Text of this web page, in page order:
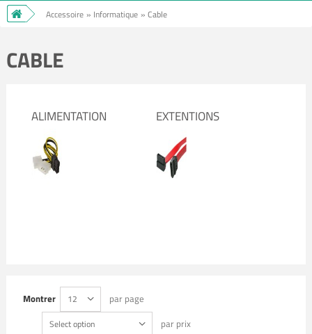
Accessoire » Informatique » Cable
CABLE
ALIMENTATION EXTENTIONS
Montrer 12 par page
Select option par prix